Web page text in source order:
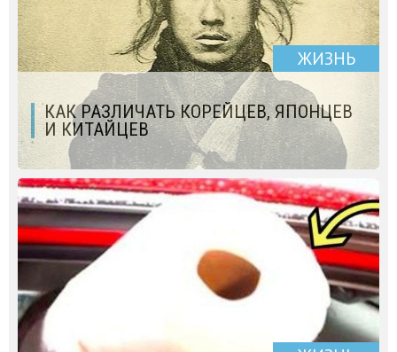
ЖИЗНЬ
КАК РАЗЛИЧАТЬ КОРЕЙЦЕВ, ЯПОНЦЕВ
И КИТАЙЦЕВ